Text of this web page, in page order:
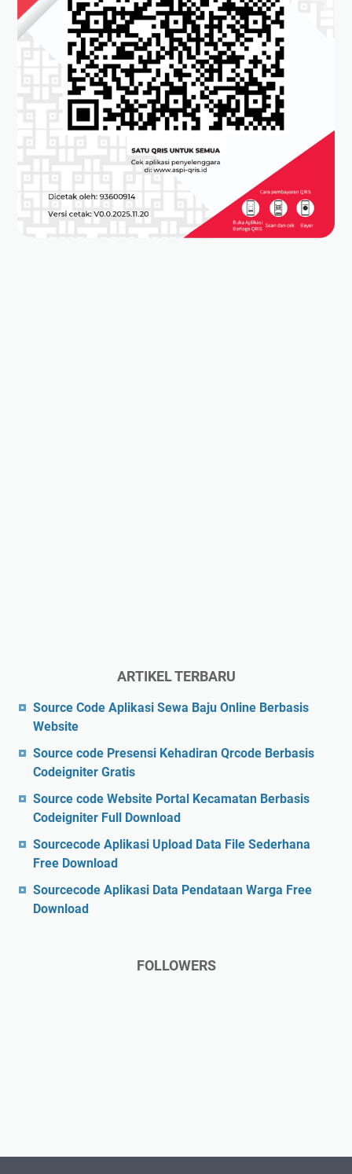
ARTIKEL TERBARU
Source Code Aplikasi Sewa Baju Online Berbasis
Website
Source code Presensi Kehadiran Qrcode Berbasis
Codeigniter Gratis
Source code Website Portal Kecamatan Berbasis
Codeigniter Full Download
Sourcecode Aplikasi Upload Data File Sederhana
Free Download
Sourcecode Aplikasi Data Pendataan Warga Free
Download
FOLLOWERS